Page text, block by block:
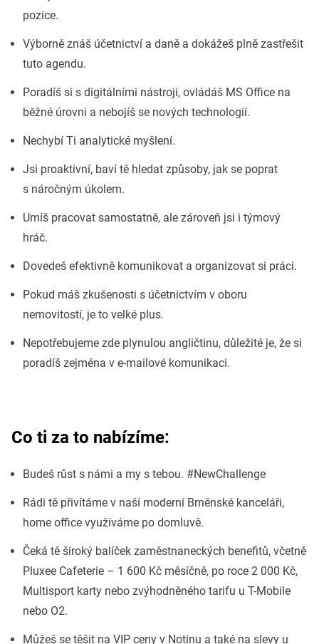
pozice.
Výborně znáš účetnictví a daně a dokážeš plně zastřešit
tuto agendu.
Poradíš si s digitálními nástroji, ovládáš MS Office na
běžné úrovni a nebojíš se nových technologií.
Nechybí Ti analytické myšlení.
Jsi proaktivní, baví tě hledat způsoby, jak se poprat
s náročným úkolem.
Umíš pracovat samostatně, ale zároveň jsi i týmový
hráč.
Dovedeš efektivně komunikovat a organizovat si práci.
Pokud máš zkušenosti s účetnictvím v oboru
nemovitostí, je to velké plus.
Nepotřebujeme zde plynulou angličtinu, důležité je, že si
poradíš zejména v e-mailové komunikaci.
Co ti za to nabízíme:
Budeš růst s námi a my s tebou. #NewChallenge
Rádi tě přivítáme v naší moderní Brněnské kanceláři,
home office využíváme po domluvě.
Čeká tě široký balíček zaměstnaneckých benefitů, včetně
Pluxee Cafeterie – 1 600 Kč měsíčně, po roce 2 000 Kč,
Multisport karty nebo zvýhodněného tarifu u T-Mobile
nebo O2.
Můžeš se těšit na VIP ceny v Notinu a také na slevy u